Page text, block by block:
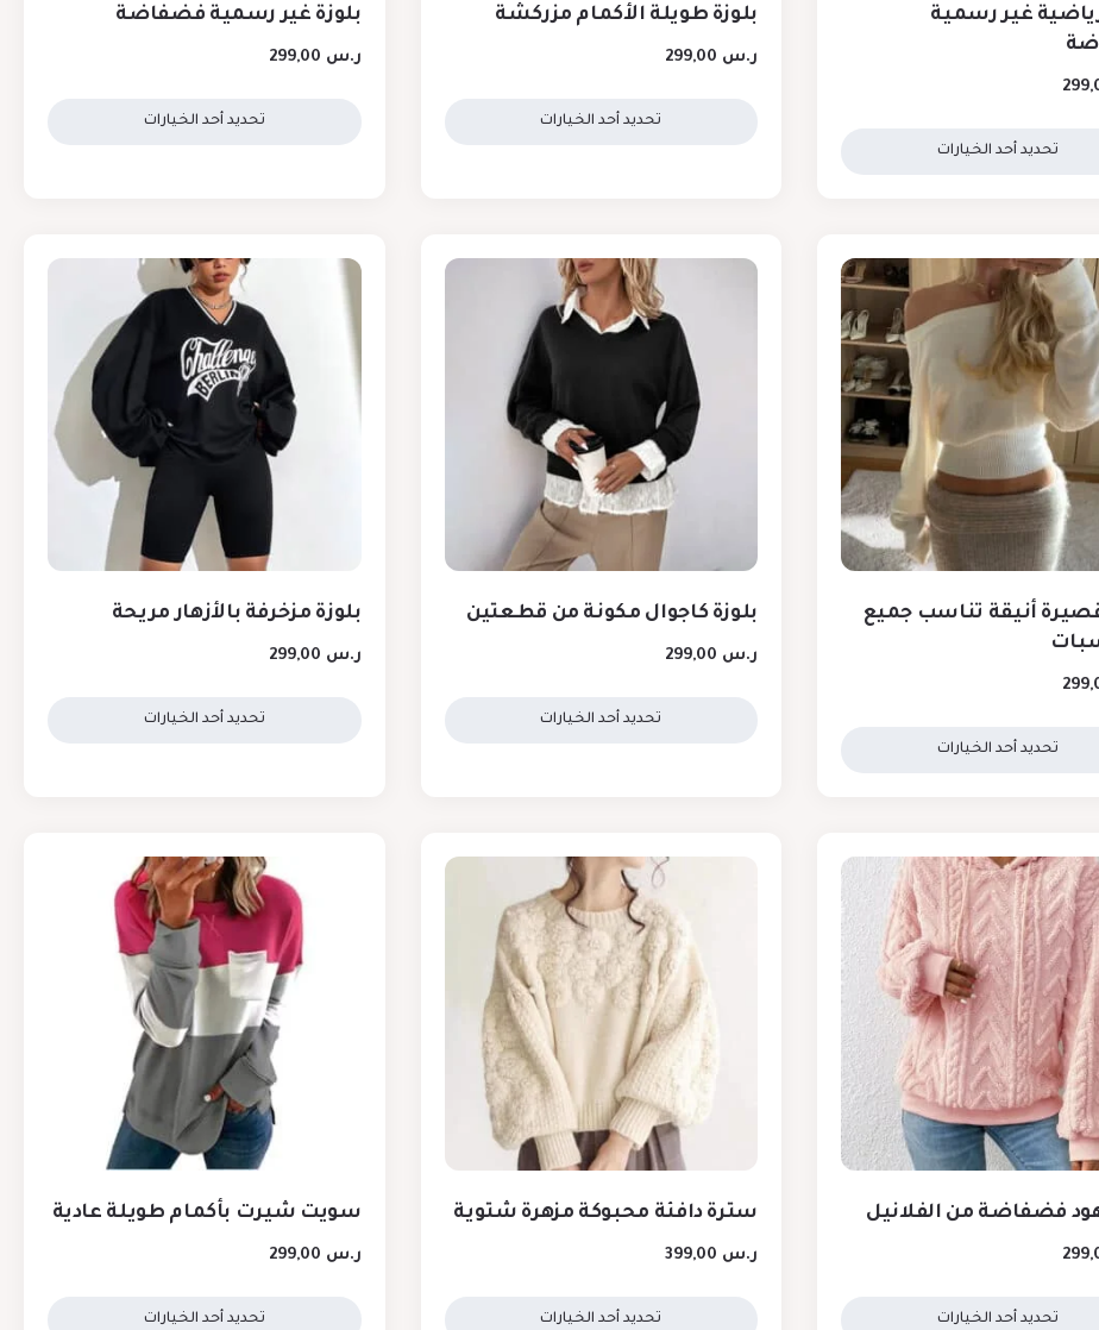
رياضية غير رسمية
تحديد أحد الخيارات
بلوزة طويلة الأكمام مزركشة
ر.س
تحديد أحد الخيارات
بلوزة غير رسمية فضفاضة
ر.س
تحديد أحد الخيارات
قصيرة أنيقة تناسب جميع
تحديد أحد الخيارات
بلوزة كاجوال مكونة من قطعتين
ر.س
تحديد أحد الخيارات
بلوزة مزخرفة بالأزهار مريحة
ر.س
تحديد أحد الخيارات
هود فضفاضة من الفلانيل
تحديد أحد الخيارات
سترة دافئة محبوكة مزهرة شتوية
ر.س
تحديد أحد الخيارات
سويت شيرت بأكمام طويلة عادية
ر.س
تحديد أحد الخيارات